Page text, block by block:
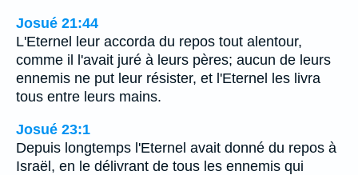
Josué 21:44
L'Eternel leur accorda du repos tout alentour,
comme il l'avait juré à leurs pères; aucun de leurs
ennemis ne put leur résister, et l'Eternel les livra
tous entre leurs mains.
Josué 23:1
Depuis longtemps l'Eternel avait donné du repos à
Israël, en le délivrant de tous les ennemis qui